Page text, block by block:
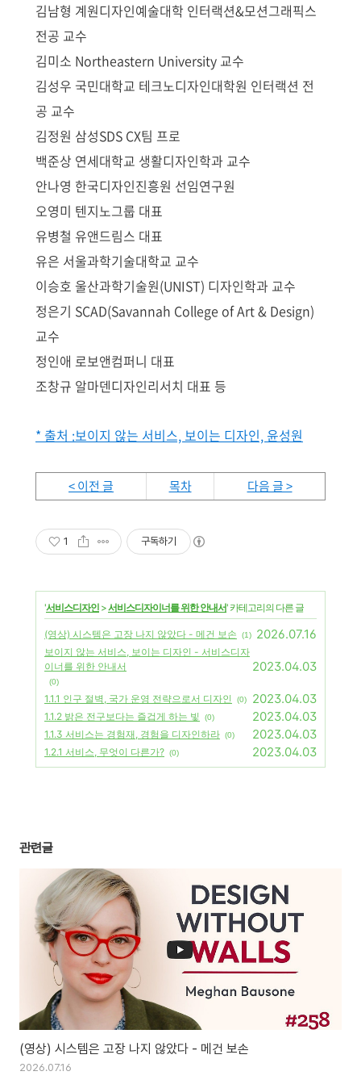
김남형 계원디자인예술대학 인터랙션&모션그래픽스
전공 교수
김미소 Northeastern University 교수
김성우 국민대학교 테크노디자인대학원 인터랙션 전
공 교수
김정원 삼성SDS CX팀 프로
백준상 연세대학교 생활디자인학과 교수
안나영 한국디자인진흥원 선임연구원
오영미 텐지노그룹 대표
유병철 유앤드림스 대표
유은 서울과학기술대학교 교수
이승호 울산과학기술원(UNIST) 디자인학과 교수
정은기 SCAD(Savannah College of Art & Design)
교수
정인애 로보앤컴퍼니 대표
조창규 알마덴디자인리서치 대표 등
* 출처 :보이지 않는 서비스, 보이는 디자인, 윤성원
< 이전 글 목차 다음 글 >
1 구독하기
'서비스디자인 >서비스디자이너를 위한 안내서' 카테고리의 다른 글
(영상) 시스템은 고장 나지 않았다 - 메건 보손 (1) 2026.07.16
보이지 않는 서비스, 보이는 디자인 - 서비스디자
이너를 위한 안내서
(0)
2023.04.03
1.1.1 인구 절벽, 국가 운영 전략으로서 디자인 (0) 2023.04.03
1.1.2 밝은 전구보다는 즐겁게 하는 빛 (0) 2023.04.03
1.1.3 서비스는 경험재, 경험을 디자인하라 (0) 2023.04.03
1.2.1 서비스, 무엇이 다른가? (0) 2023.04.03
관련글
(영상) 시스템은 고장 나지 않았다 - 메건 보손
2026.07.16